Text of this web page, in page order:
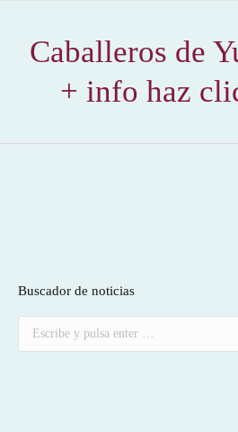
Caballeros de
+ info haz
Buscador de noticias